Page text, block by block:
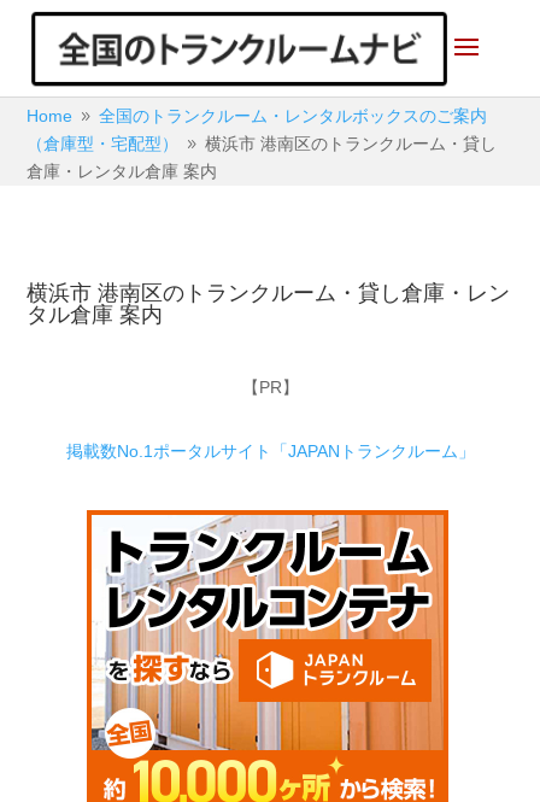
Home 9 全国のトランクルーム・レンタルボックスのご案内
（倉庫型・宅配型）
9 横浜市 港南区のトランクルーム・貸し
倉庫・レンタル倉庫 案内
横浜市 港南区のトランクルーム・貸し倉庫・レン
タル倉庫 案内
【PR】
掲載数No.1ポータルサイト「JAPANトランクルーム」